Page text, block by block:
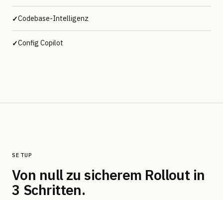
✓Codebase-Intelligenz
✓Config Copilot
SETUP
Von null zu sicherem Rollout in
3 Schritten.